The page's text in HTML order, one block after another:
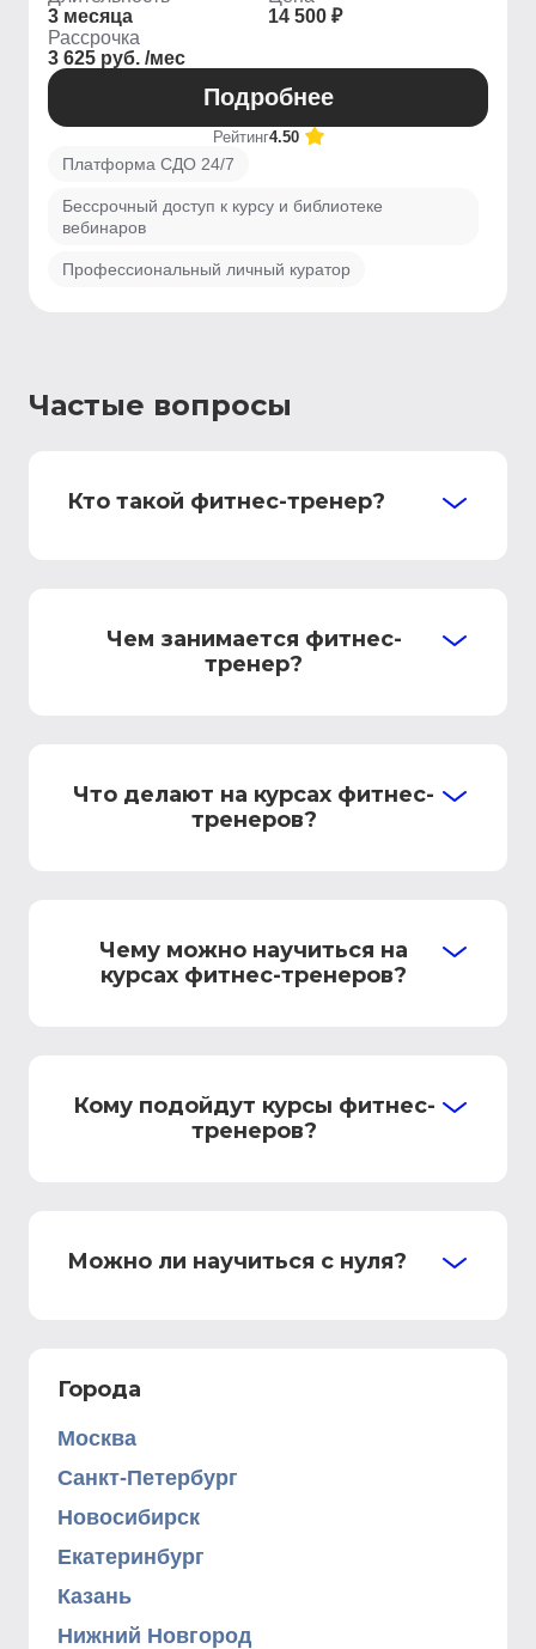
3 месяца
14 500 ₽
Рассрочка
3 625 руб. /мес
Подробнее
Рейтинг4.50
Платформа СДО 24/7
Бессрочный доступ к курсу и библиотеке
вебинаров
Профессиональный личный куратор
Частые вопросы
Кто такой фитнес-тренер?
Чем занимается фитнес-
тренер?
Что делают на курсах фитнес-
тренеров?
Чему можно научиться на
курсах фитнес-тренеров?
Кому подойдут курсы фитнес-
тренеров?
Можно ли научиться с нуля?
Города
Москва
Санкт-Петербург
Новосибирск
Екатеринбург
Казань
Нижний Новгород